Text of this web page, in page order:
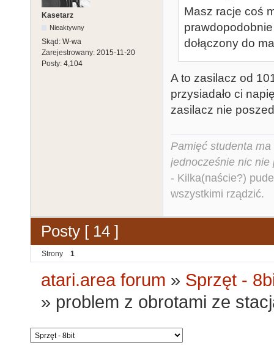
Kasetarz
Nieaktywny
Skąd: W-wa
Zarejestrowany: 2015-11-20
Posty: 4,104
Masz racje coś
dołączony do
A to zasilacz od
przysiadało ci
zasilacz nie
Pamięć studenta
jednocześnie nic nie
- Kilka(naście?)
wszystkimi rządzić.
Posty [ 14 ]
Strony 1
atari.area forum » Sprzęt -
» problem z obrotami ze